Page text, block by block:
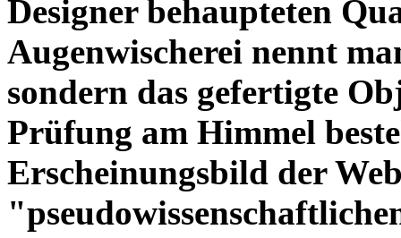
Designer behaupteten
Augenwischerei nennt
sondern das gefertigte
Prüfung am Himmel
Erscheinungsbild der